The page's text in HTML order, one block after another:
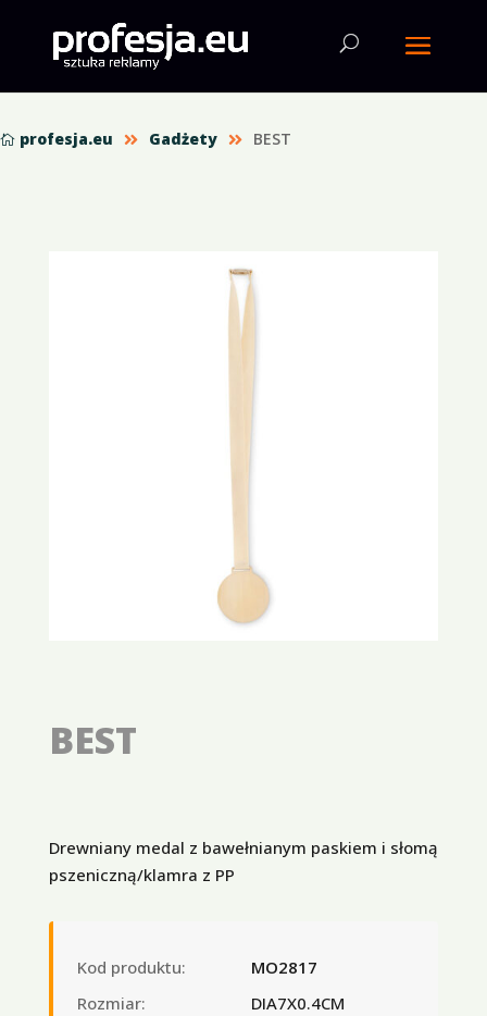
 profesja.eu  Gadżety  BEST
BEST
Drewniany medal z bawełnianym paskiem i słomą
pszeniczną/klamra z PP
Kod produktu:
MO2817
Rozmiar:
DIA7X0.4CM